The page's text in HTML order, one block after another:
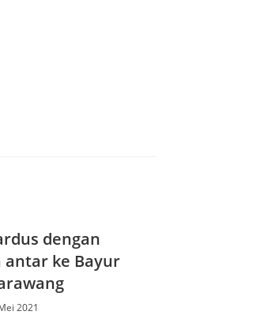
dengan
antar ke Bayur
2021